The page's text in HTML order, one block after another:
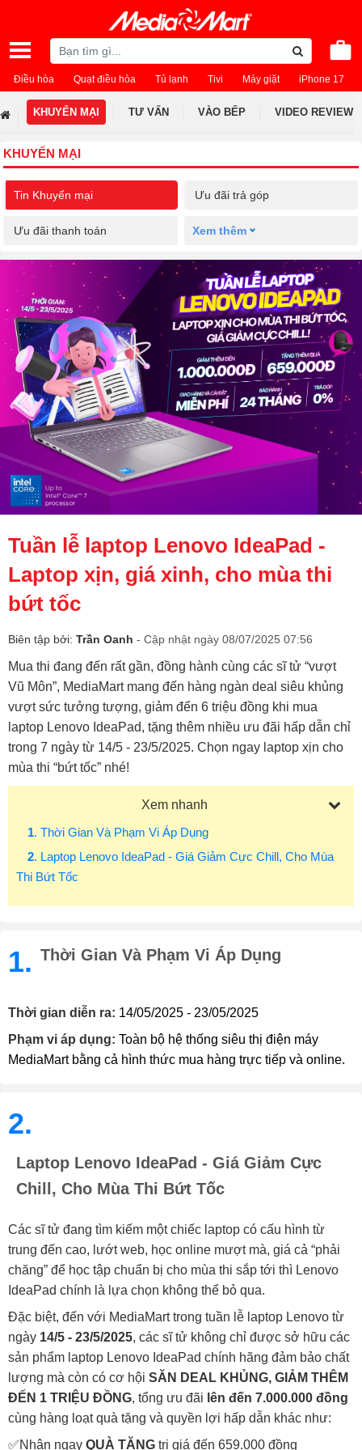
Điều hòa Quạt điều hòa Tủ lạnh Tivi Máy giặt iPhone 17
KHUYẾN MẠI TƯ VẤN VÀO BẾP VIDEO REVIEW
KHUYẾN MẠI
Tin Khuyến mại Ưu đãi trả góp
Ưu đãi thanh toán Xem thêm
Tuần lễ laptop Lenovo IdeaPad -
Laptop xịn, giá xinh, cho mùa thi
bứt tốc
Biên tập bởi: Trần Oanh - Cập nhật ngày 08/07/2025 07:56
Mua thi đang đến rất gần, đồng hành cùng các sĩ tử “vượt
Vũ Môn”, MediaMart mang đến hàng ngàn deal siêu khủng
vượt sức tưởng tượng, giảm đến 6 triệu đồng khi mua
laptop Lenovo IdeaPad, tặng thêm nhiều ưu đãi hấp dẫn chỉ
trong 7 ngày từ 14/5 - 23/5/2025. Chọn ngay laptop xịn cho
mùa thi “bứt tốc” nhé!
Xem nhanh
1. Thời Gian Và Phạm Vi Áp Dụng
2. Laptop Lenovo IdeaPad - Giá Giảm Cực Chill, Cho Mùa
Thi Bứt Tốc
1. Thời Gian Và Phạm Vi Áp Dụng
Thời gian diễn ra: 14/05/2025 - 23/05/2025
Phạm vi áp dụng: Toàn bộ hệ thống siêu thị điện máy
MediaMart bằng cả hình thức mua hàng trực tiếp và online.
2.
Laptop Lenovo IdeaPad - Giá Giảm Cực
Chill, Cho Mùa Thi Bứt Tốc
Các sĩ tử đang tìm kiếm một chiếc laptop có cấu hình từ
trung đến cao, lướt web, học online mượt mà, giá cả “phải
chăng” để học tập chuẩn bị cho mùa thi sắp tới thì Lenovo
IdeaPad chính là lựa chọn không thể bỏ qua.
Đặc biệt, đến với MediaMart trong tuần lễ laptop Lenovo từ
ngày 14/5 - 23/5/2025, các sĩ tử không chỉ được sở hữu các
sản phẩm laptop Lenovo IdeaPad chính hãng đảm bảo chất
lượng mà còn có cơ hội SĂN DEAL KHỦNG, GIẢM THÊM
ĐẾN 1 TRIỆU ĐỒNG, tổng ưu đãi lên đến 7.000.000 đồng
cùng hàng loạt quà tặng và quyền lợi hấp dẫn khác như:
✅Nhận ngay QUÀ TẶNG trị giá đến 659.000 đồng